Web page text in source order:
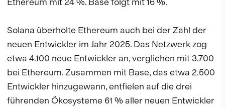
Solana überholte Ethereum auch bei der Zahl der
neuen Entwickler im Jahr 2025. Das Netzwerk zog
etwa 4.100 neue Entwickler an, verglichen mit 3.700
bei Ethereum. Zusammen mit Base, das etwa 2.500
Entwickler hinzugewann, entfielen auf die drei
führenden Ökosysteme 61 % aller neuen Entwickler